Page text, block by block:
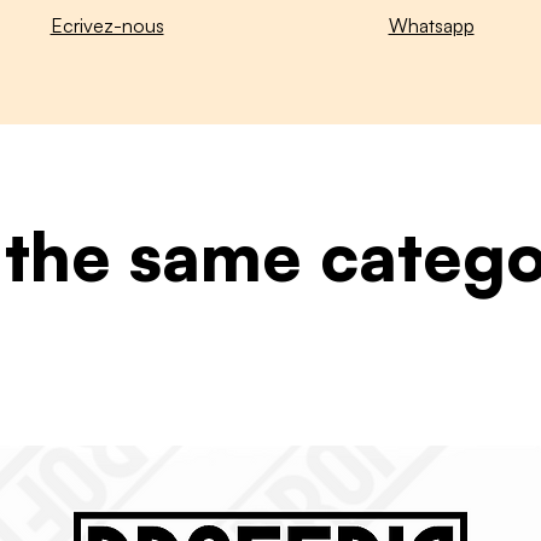
Ecrivez-nous Whatsapp
same